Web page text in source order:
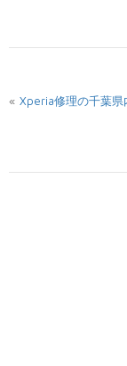
« Xperia修理の千葉県